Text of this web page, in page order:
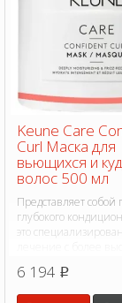
Keune Care
Curl Маска для
вьющихся и
волос 500 мл
Представляет собой
глубокого
это
восстанавливает
на 76% и придает
6 194 p